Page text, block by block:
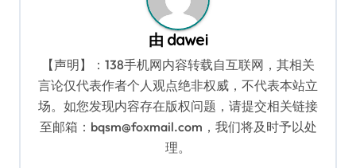
由 dawei
【声明】：138手机网内容转载自互联网，其相关
言论仅代表作者个人观点绝非权威，不代表本站立
场。如您发现内容存在版权问题，请提交相关链接
至邮箱：bqsm@foxmail.com，我们将及时予以处
理。